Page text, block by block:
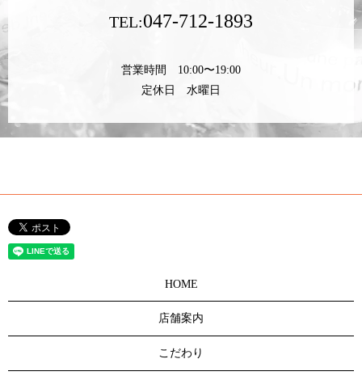
TEL:047-712-1893
営業時間 10:00〜19:00
定休日 水曜日
HOME
店舗案内
こだわり